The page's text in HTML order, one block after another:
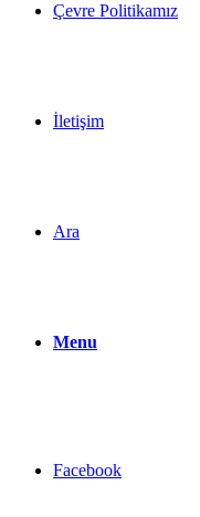
Çevre Politikamız
İletişim
Ara
Menu
Facebook